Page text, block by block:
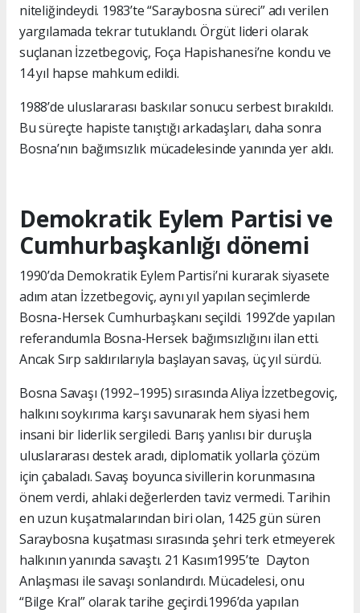
niteliğindeydi. 1983’te “Saraybosna süreci” adı verilen
yargılamada tekrar tutuklandı. Örgüt lideri olarak
suçlanan İzzetbegoviç, Foça Hapishanesi’ne kondu ve
14 yıl hapse mahkum edildi.
1988’de uluslararası baskılar sonucu serbest bırakıldı.
Bu süreçte hapiste tanıştığı arkadaşları, daha sonra
Bosna’nın bağımsızlık mücadelesinde yanında yer aldı.
Demokratik Eylem Partisi ve
Cumhurbaşkanlığı dönemi
1990’da Demokratik Eylem Partisi’ni kurarak siyasete
adım atan İzzetbegoviç, aynı yıl yapılan seçimlerde
Bosna-Hersek Cumhurbaşkanı seçildi. 1992’de yapılan
referandumla Bosna-Hersek bağımsızlığını ilan etti.
Ancak Sırp saldırılarıyla başlayan savaş, üç yıl sürdü.
Bosna Savaşı (1992–1995) sırasında Aliya İzzetbegoviç,
halkını soykırıma karşı savunarak hem siyasi hem
insani bir liderlik sergiledi. Barış yanlısı bir duruşla
uluslararası destek aradı, diplomatik yollarla çözüm
için çabaladı. Savaş boyunca sivillerin korunmasına
önem verdi, ahlaki değerlerden taviz vermedi. Tarihin
en uzun kuşatmalarından biri olan, 1425 gün süren
Saraybosna kuşatması sırasında şehri terk etmeyerek
halkının yanında savaştı. 21 Kasım1995’te Dayton
Anlaşması ile savaşı sonlandırdı. Mücadelesi, onu
“Bilge Kral” olarak tarihe geçirdi.1996’da yapılan